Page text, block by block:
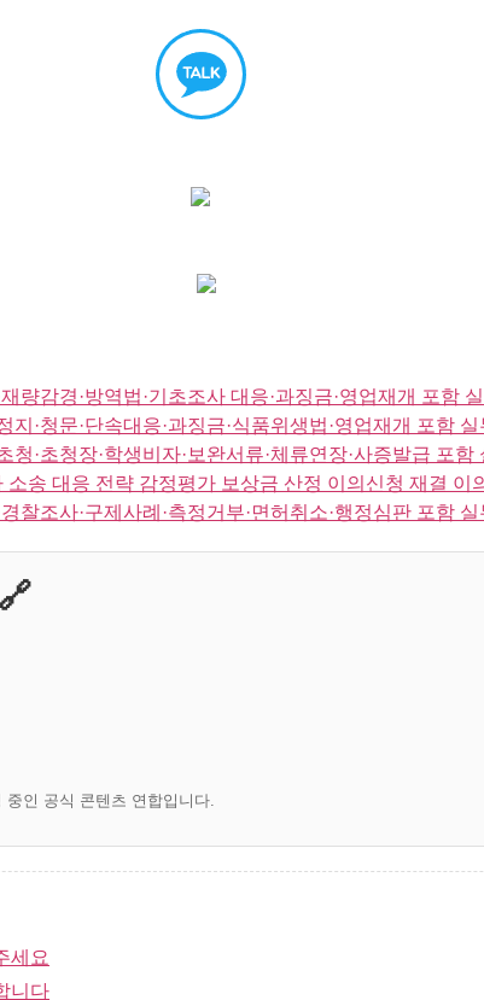
량감경·방역법·기초조사 대응·과징금·영업재개 포함
·청문·단속대응·과징금·식품위생법·영업재개 포함
·초청장·학생비자·보완서류·체류연장·사증발급 포함
송 대응 전략 감정평가 보상금 산정 이의신청 재결 이
찰조사·구제사례·측정거부·면허취소·행정심판 포함
인 공식 콘텐츠 연합입니다.
세요
니다